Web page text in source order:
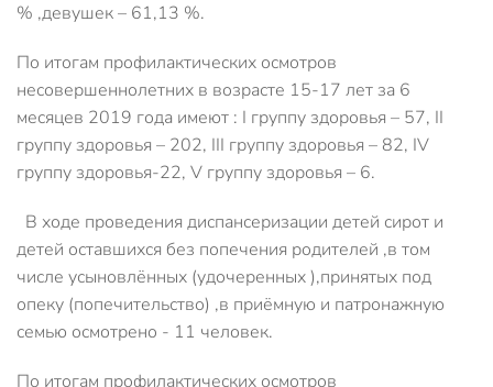
% ,девушек – 61,13 %.
По итогам профилактических осмотров
несовершеннолетних в возрасте 15-17 лет за 6
месяцев 2019 года имеют : I группу здоровья – 57, II
группу здоровья – 202, III группу здоровья – 82, IV
группу здоровья-22, V группу здоровья – 6.
В ходе проведения диспансеризации детей сирот и
детей оставшихся без попечения родителей ,в том
числе усыновлённых (удочеренных ),принятых под
опеку (попечительство) ,в приёмную и патронажную
семью осмотрено - 11 человек.
По итогам профилактических осмотров